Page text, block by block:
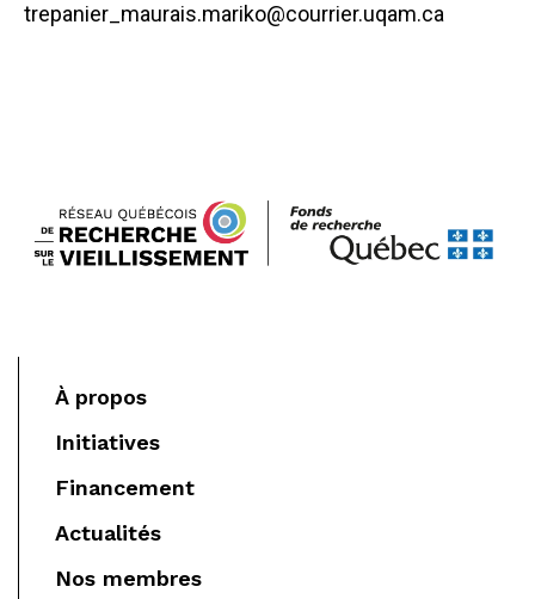
trepanier_maurais.mariko@courrier.uqam.ca
À propos
Initiatives
Financement
Actualités
Nos membres